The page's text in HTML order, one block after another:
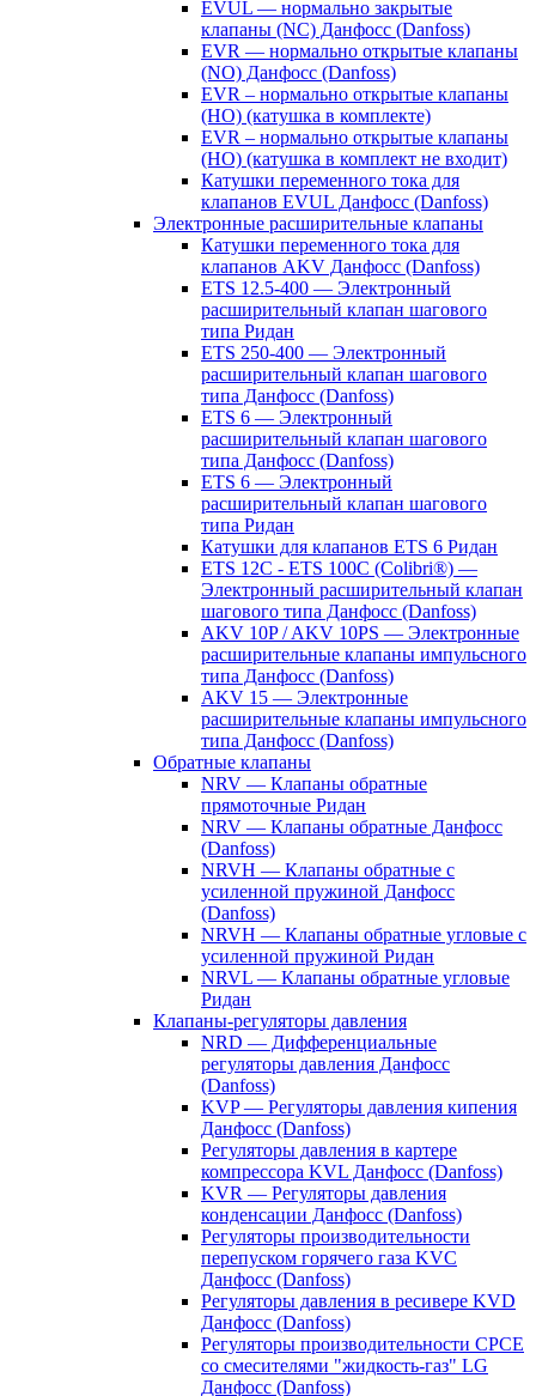
EVUL — нормально закрытые
клапаны (NC) Данфосс (Danfoss)
EVR — нормально открытые клапаны
(NO) Данфосс (Danfoss)
EVR – нормально открытые клапаны
(НО) (катушка в комплекте)
EVR – нормально открытые клапаны
(НО) (катушка в комплект не входит)
Катушки переменного тока для
клапанов EVUL Данфосс (Danfoss)
Электронные расширительные клапаны
Катушки переменного тока для
клапанов AKV Данфосс (Danfoss)
ETS 12.5-400 — Электронный
расширительный клапан шагового
типа Ридан
ETS 250-400 — Электронный
расширительный клапан шагового
типа Данфосс (Danfoss)
ETS 6 — Электронный
расширительный клапан шагового
типа Данфосс (Danfoss)
ETS 6 — Электронный
расширительный клапан шагового
типа Ридан
Катушки для клапанов ETS 6 Ридан
ETS 12C - ETS 100C (Colibri®) —
Электронный расширительный клапан
шагового типа Данфосс (Danfoss)
AKV 10P / AKV 10PS — Электронные
расширительные клапаны импульсного
типа Данфосс (Danfoss)
AKV 15 — Электронные
расширительные клапаны импульсного
типа Данфосс (Danfoss)
Обратные клапаны
NRV — Клапаны обратные
прямоточные Ридан
NRV — Клапаны обратные Данфосс
(Danfoss)
NRVH — Клапаны обратные с
усиленной пружиной Данфосс
(Danfoss)
NRVH — Клапаны обратные угловые с
усиленной пружиной Ридан
NRVL — Клапаны обратные угловые
Ридан
Клапаны-регуляторы давления
NRD — Дифференциальные
регуляторы давления Данфосс
(Danfoss)
KVP — Регуляторы давления кипения
Данфосс (Danfoss)
Регуляторы давления в картере
компрессора KVL Данфосс (Danfoss)
KVR — Регуляторы давления
конденсации Данфосс (Danfoss)
Регуляторы производительности
перепуском горячего газа KVC
Данфосс (Danfoss)
Регуляторы давления в ресивере KVD
Данфосс (Danfoss)
Регуляторы производительности CPCE
со смесителями "жидкость-газ" LG
Данфосс (Danfoss)